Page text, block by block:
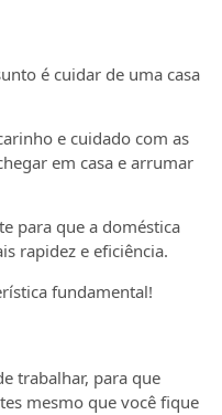
é cuidar de uma casa
e cuidado com as
em casa e arrumar
para que a doméstica
rapidez e eficiência.
fundamental!
trabalhar, para que
mesmo que você fique